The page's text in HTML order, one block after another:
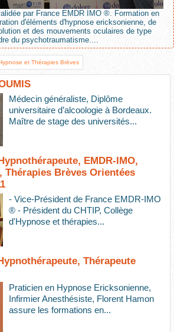
par France EMDR IMO ®. Formation en
d'éléments d'hypnose ericksonienne, de
et des mouvements oculaires de type
du psychotraumatisme....
et Thérapies Brèves
Médecin généraliste, Diplôme
universitaire d’alcoologie à Bordeaux.
Maître de stage des universités...
EMDR-IMO,
Thérapies Brèves Orientées
- Vice-Président de France EMDR-IMO
® - Président du CHTIP, Collège
d'Hypnose et thérapies...
Thérapeute
Praticien en Hypnose Ericksonienne,
Infirmier Anesthésiste, Florent Hamon
assure les formations en...